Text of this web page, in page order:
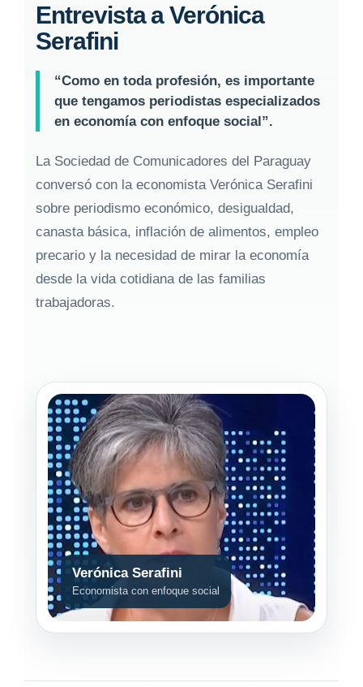
Entrevista a Verónica
Serafini
“Como en toda profesión, es importante
que tengamos periodistas especializados
en economía con enfoque social”.
La Sociedad de Comunicadores del Paraguay
conversó con la economista Verónica Serafini
sobre periodismo económico, desigualdad,
canasta básica, inflación de alimentos, empleo
precario y la necesidad de mirar la economía
desde la vida cotidiana de las familias
trabajadoras.
Verónica Serafini
Economista con enfoque social